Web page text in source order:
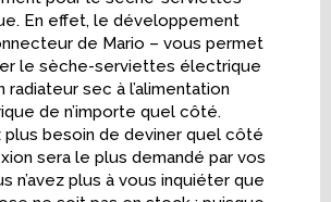
En effet, le développement
de Mario – vous permet
le sèche-serviettes électrique
radiateur sec à l’alimentation
de n’importe quel côté.
plus besoin de deviner quel côté
sera le plus demandé par vos
n’avez plus à vous inquiéter que